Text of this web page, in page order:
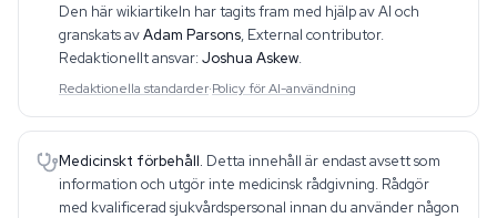
relaterade ämnen. Han producerar dju
Den här wikiartikeln har tagits fram med hjälp av AI och
granskats avAdam Parsons, External contributor.
Redaktionellt ansvar: Joshua Askew.
Redaktionella standarder·Policy för AI-användning
Medicinskt förbehåll. Detta innehåll är endast avsett som
information och utgör inte medicinsk rådgivning. Rådgör
med kvalificerad sjukvårdspersonal innan du använder någon